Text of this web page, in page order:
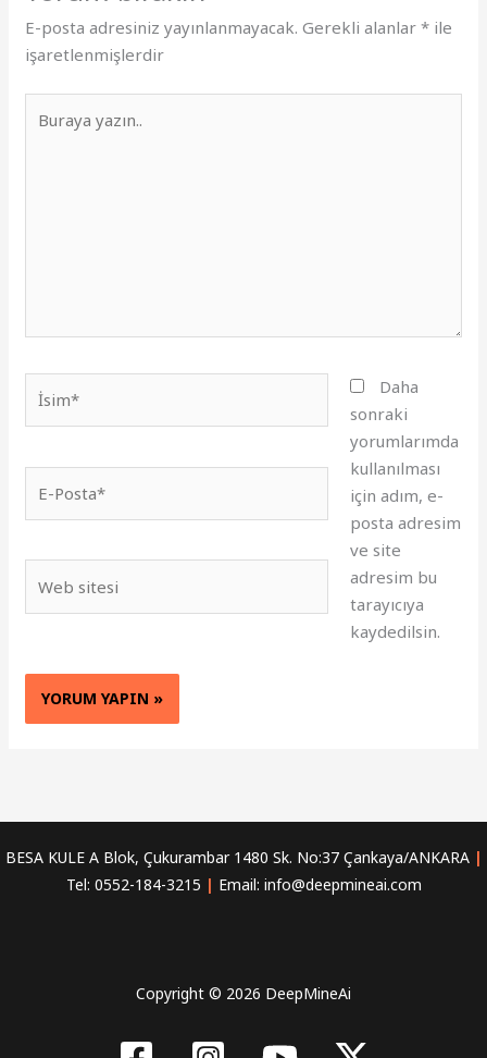
E-posta adresiniz yayınlanmayacak. Gerekli alanlar* ile
işaretlenmişlerdir
yazın..
Posta*
sitesi
Daha
sonraki
yorumlarımda
kullanılması
için adım, e-
posta adresim
ve site
adresim bu
tarayıcıya
kaydedilsin.
BESA KULE A Blok, Çukurambar 1480 Sk. No:37 Çankaya/ANKARA |
Tel: 0552-184-3215 | Email: info@deepmineai.com
Copyright © 2026 DeepMineAi